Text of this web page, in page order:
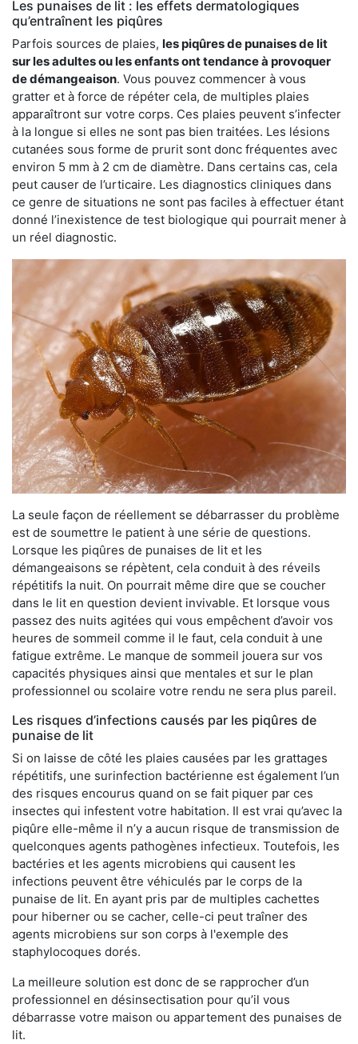
Les punaises de lit : les effets dermatologiques
qu’entraînent les piqûres
Parfois sources de plaies, les piqûres de punaises de lit
sur les adultes ou les enfants ont tendance à provoquer
de démangeaison. Vous pouvez commencer à vous
gratter et à force de répéter cela, de multiples plaies
apparaîtront sur votre corps. Ces plaies peuvent s’infecter
à la longue si elles ne sont pas bien traitées. Les lésions
cutanées sous forme de prurit sont donc fréquentes avec
environ 5 mm à 2 cm de diamètre. Dans certains cas, cela
peut causer de l’urticaire. Les diagnostics cliniques dans
ce genre de situations ne sont pas faciles à effectuer étant
donné l’inexistence de test biologique qui pourrait mener à
un réel diagnostic.
La seule façon de réellement se débarrasser du problème
est de soumettre le patient à une série de questions.
Lorsque les piqûres de punaises de lit et les
démangeaisons se répètent, cela conduit à des réveils
répétitifs la nuit. On pourrait même dire que se coucher
dans le lit en question devient invivable. Et lorsque vous
passez des nuits agitées qui vous empêchent d’avoir vos
heures de sommeil comme il le faut, cela conduit à une
fatigue extrême. Le manque de sommeil jouera sur vos
capacités physiques ainsi que mentales et sur le plan
professionnel ou scolaire votre rendu ne sera plus pareil.
Les risques d’infections causés par les piqûres de
punaise de lit
Si on laisse de côté les plaies causées par les grattages
répétitifs, une surinfection bactérienne est également l’un
des risques encourus quand on se fait piquer par ces
insectes qui infestent votre habitation. Il est vrai qu’avec la
piqûre elle-même il n’y a aucun risque de transmission de
quelconques agents pathogènes infectieux. Toutefois, les
bactéries et les agents microbiens qui causent les
infections peuvent être véhiculés par le corps de la
punaise de lit. En ayant pris par de multiples cachettes
pour hiberner ou se cacher, celle-ci peut traîner des
agents microbiens sur son corps à l'exemple des
staphylocoques dorés.
La meilleure solution est donc de se rapprocher d’un
professionnel en désinsectisation pour qu’il vous
débarrasse votre maison ou appartement des punaises de
lit.